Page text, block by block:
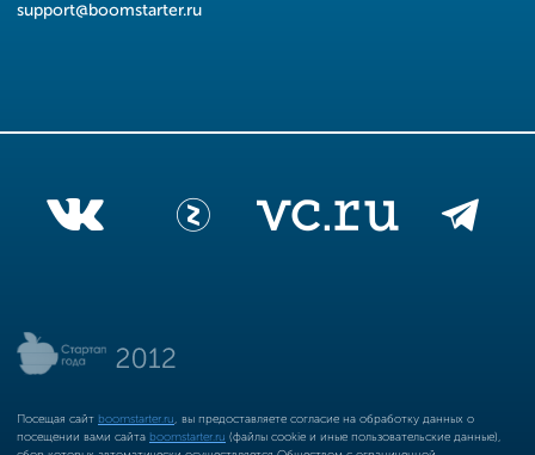
support@boomstarter.ru
Посещая сайт boomstarter.ru , вы предоставляете согласие на обработку данных о
посещении вами сайта boomstarter.ru (файлы cookie и иные пользовательские данные),